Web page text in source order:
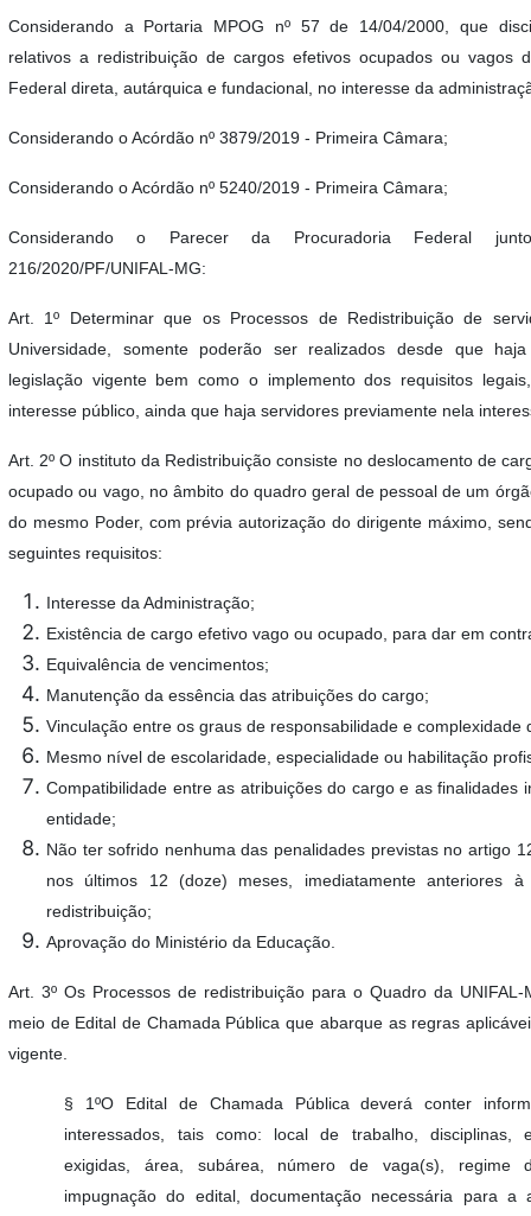
Considerando a Portaria MPOG nº 57 de 14/04/2000, que
relativos a redistribuição de cargos efetivos ocupados ou vagos
Federal direta, autárquica e fundacional, no interesse da
Considerando o Acórdão nº 3879/2019 - Primeira Câmara;
Considerando o Acórdão nº 5240/2019 - Primeira Câmara;
Considerando o Parecer da Procuradoria Federal
216/2020/PF/UNIFAL-MG:
Art. 1º Determinar que os Processos de Redistribuição de
Universidade, somente poderão ser realizados desde que
legislação vigente bem como o implemento dos requisitos
interesse público, ainda que haja servidores previamente nela
Art. 2º O instituto da Redistribuição consiste no deslocamento de
ocupado ou vago, no âmbito do quadro geral de pessoal de um
do mesmo Poder, com prévia autorização do dirigente máximo,
seguintes requisitos:
Interesse da Administração;
Existência de cargo efetivo vago ou ocupado, para dar em
Equivalência de vencimentos;
Manutenção da essência das atribuições do cargo;
Vinculação entre os graus de responsabilidade e complexidade
Mesmo nível de escolaridade, especialidade ou habilitação
Compatibilidade entre as atribuições do cargo e as finalidades
entidade;
Não ter sofrido nenhuma das penalidades previstas no artigo
nos últimos 12 (doze) meses, imediatamente anteriores
redistribuição;
Aprovação do Ministério da Educação.
Art. 3º Os Processos de redistribuição para o Quadro da
meio de Edital de Chamada Pública que abarque as regras
vigente.
§ 1ºO Edital de Chamada Pública deverá conter
interessados, tais como: local de trabalho, disciplinas,
exigidas, área, subárea, número de vaga(s), regime
impugnação do edital, documentação necessária para a